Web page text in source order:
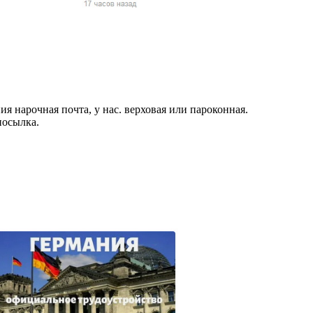
женщин и
страны),
нарочная почта, у нас. верховая или пароконная.